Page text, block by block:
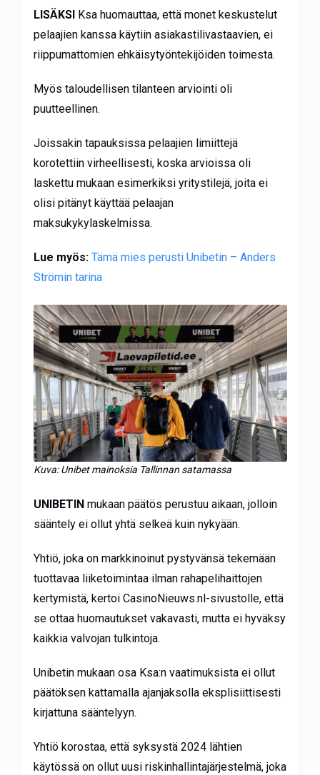
LISÄKSIKsa huomauttaa, että monet keskustelut
pelaajien kanssa käytiin asiakastilivastaavien, ei
riippumattomien ehkäisytyöntekijöiden toimesta.
Myös taloudellisen tilanteen arviointi oli
puutteellinen.
Joissakin tapauksissa pelaajien limiittejä
korotettiin virheellisesti, koska arvioissa oli
laskettu mukaan esimerkiksi yritystilejä, joita ei
olisi pitänyt käyttää pelaajan
maksukykylaskelmissa.
Lue myös: Tämä mies perusti Unibetin – Anders
Strömin tarina
Kuva: Unibet mainoksia Tallinnan satamassa
UNIBETINmukaan päätös perustuu aikaan, jolloin
sääntely ei ollut yhtä selkeä kuin nykyään.
Yhtiö, joka on markkinoinut pystyvänsä tekemään
tuottavaa liiketoimintaa ilman rahapelihaittojen
kertymistä, kertoi CasinoNieuws.nl-sivustolle, että
se ottaa huomautukset vakavasti, mutta ei hyväksy
kaikkia valvojan tulkintoja.
Unibetin mukaan osa Ksa:n vaatimuksista ei ollut
päätöksen kattamalla ajanjaksolla eksplisiittisesti
kirjattuna sääntelyyn.
Yhtiö korostaa, että syksystä 2024 lähtien
käytössä on ollut uusi riskinhallintajärjestelmä, joka